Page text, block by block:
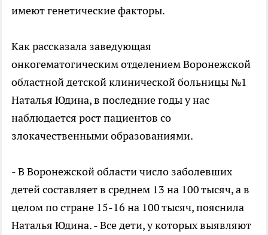
имеют генетические факторы.
Как рассказала заведующая
онкогематогическим отделением Воронежской
областной детской клинической больницы №1
Наталья Юдина, в последние годы у нас
наблюдается рост пациентов со
злокачественными образованиями.
- В Воронежской области число заболевших
детей составляет в среднем 13 на 100 тысяч, а в
целом по стране 15-16 на 100 тысяч, пояснила
Наталья Юдина. - Все дети, у которых выявляют